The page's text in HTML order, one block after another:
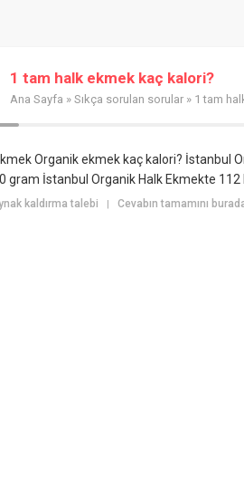
1 tam halk ekmek kaç kalori?
Ana Sayfa » Sıkça sorulan sorular » 1 tam
Organik ekmek kaç kalori? İstanbul
gram İstanbul Organik Halk Ekmekte 112
kaldırma talebi | Cevabın tamamını